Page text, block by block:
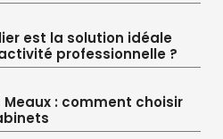
est la solution idéale
professionnelle ?
: comment choisir